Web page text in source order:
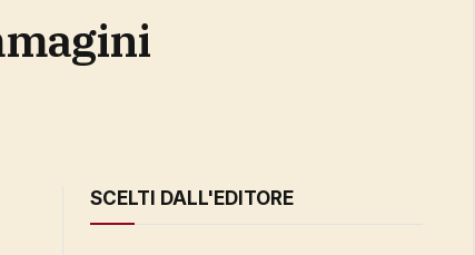
SCELTI DALL'EDITORE